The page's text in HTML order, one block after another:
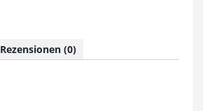
Rezensionen (0)